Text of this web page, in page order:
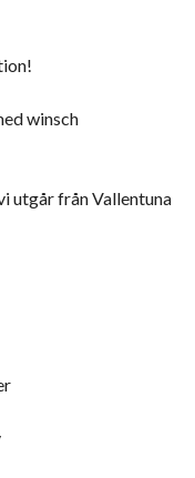
winsch
utgår från Vallentuna